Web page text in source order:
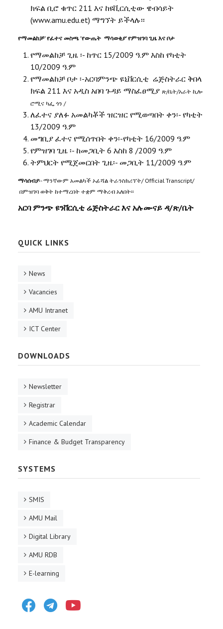
ክፍል ቢሮ ቁጥር 211 እና ከዩቪርሲቲው ዌብሳይት
(www.amu.edu.et) ማግኘት ይችላሉ፡፡
የማመልከቻ' የፈተና መስጫ 'የውጤት ማሳወቂያ' የምዝገባ ጊዜ እና ቦታ
የማመልከቻ ጊዜ ፡- ከጥር 15/2009 ዓ.ም እስከ የካቲት
10/2009 ዓ.ም
የማመልከቻ ቦታ ፡-አርባምንጭ ዩኒቨርሲቲ ሬጅስትራር ቅበላ
ክፍል 211 እና አዲስ አበባ ጉዳይ ማስፈፀሚያ ጽ/ቤት/አራት ኪሎ
ሮሚና ካፌ ጎን /
ለፈተና ያለፉ አመልካቾች ዝርዝር የሚወጣበት ቀን፡- የካቲት
13/2009 ዓ.ም
መግቢያ ፈተና የሚሰጥበት ቀን፡-የካቲት 16/2009 ዓ.ም
የምዝገባ ጊዜ ፡- ከመጋቢት 6 እስከ 8 /2009 ዓ.ም
ትምህርት የሚጀመርበት ጊዜ፡- መጋቢት 11/2009 ዓ.ም
ማሳሰብያ፡- ማንኛውም አመልካች ኦፊሻል ትራንስክሪፕት/ Official Transcript/
በምዝገባ ወቅት ከተማረበት ተቋም ማቅረብ አለበት፡፡
አርባ ምንጭ ዩንቨርሲቲ ሬጅስትራር እና አሉሙናይ ዳ/ጽ/ቤት
QUICK LINKS
News
Vacancies
AMU Intranet
ICT Center
DOWNLOADS
Newsletter
Registrar
Academic Calendar
Finance & Budget Transparency
SYSTEMS
SMIS
AMU Mail
Digital Library
AMU RDB
E-learning
FacebookTelegram